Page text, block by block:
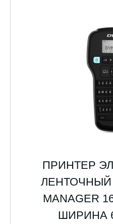
ПРИНТЕР
ЛЕНТОЧНЫЙ
MANAGER
ШИРИНА